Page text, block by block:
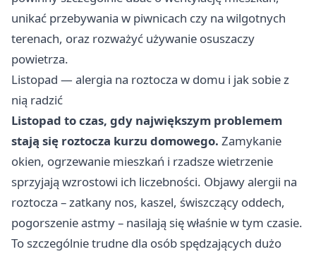
unikać przebywania w piwnicach czy na wilgotnych
terenach, oraz rozważyć używanie osuszaczy
powietrza.
Listopad — alergia na roztocza w domu i jak sobie z
nią radzić
Listopad to czas, gdy największym problemem
stają się roztocza kurzu domowego. Zamykanie
okien, ogrzewanie mieszkań i rzadsze wietrzenie
sprzyjają wzrostowi ich liczebności. Objawy alergii na
roztocza – zatkany nos, kaszel, świszczący oddech,
pogorszenie astmy – nasilają się właśnie w tym czasie.
To szczególnie trudne dla osób spędzających dużo